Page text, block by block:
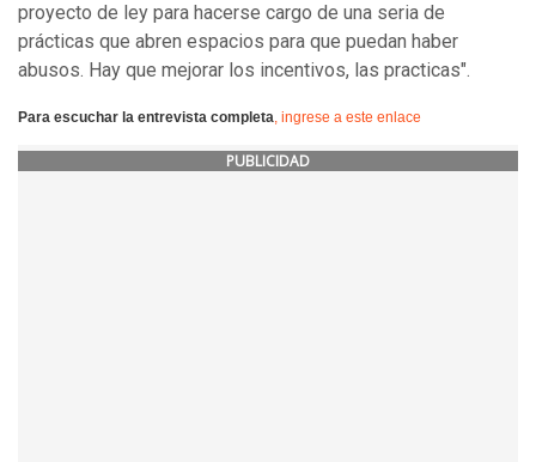
proyecto de ley para hacerse cargo de una seria de
prácticas que abren espacios para que puedan haber
abusos. Hay que mejorar los incentivos, las practicas".
Para escuchar la entrevista completa, ingrese a este enlace
PUBLICIDAD